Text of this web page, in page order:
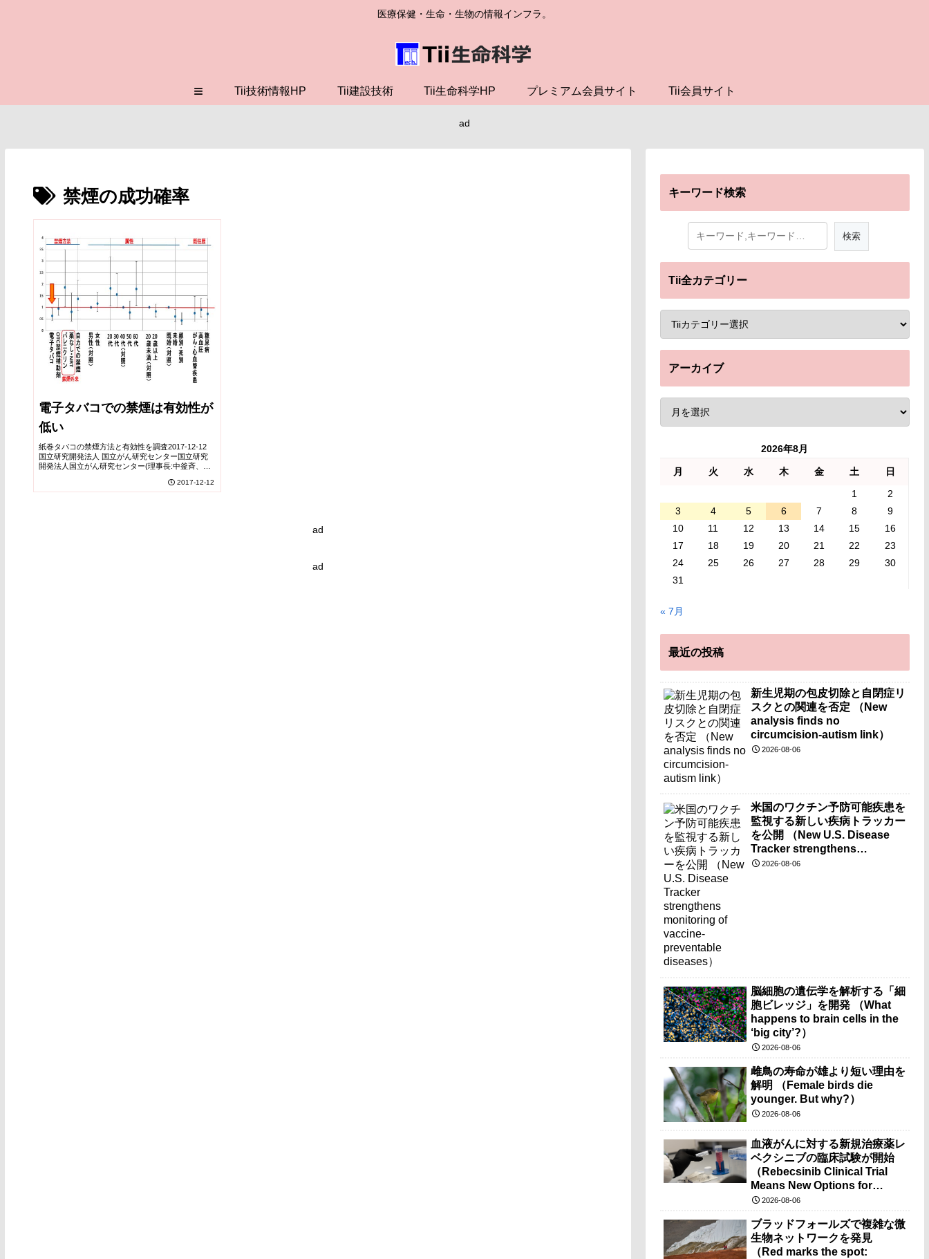
医療保健・生命・生物の情報インフラ。
≡ Tii技術情報HP Tii建設技術 Tii生命科学HP プレミアム会員サイト Tii会員サイト
ad
禁煙の成功確率
電子タバコでの禁煙は有効性が
低い
紙巻タバコの禁煙方法と有効性を調査2017-12-12
国立研究開発法人 国立がん研究センター国立研究
開発法人国立がん研究センター(理事長:中釜斉、所
長:若尾文彦)は、電子タバコの禁煙の有効...2017-12-12
ad
ad
キーワード検索
Tii全カテゴリー
アーカイブ
2026年8月
月 火 水 木 金 土
日
1
2
3
4 5 6 7 8
9
10
11 12 13 14 15
16
17
18 19 20 21 22
23
24
25 26 27 28 29
30
31
« 7月
最近の投稿
新生児期の包皮切除と自閉症リ
スクとの関連を否定 （New
analysis finds no
circumcision-autism link）
2026-08-06
米国のワクチン予防可能疾患を
監視する新しい疾病トラッカー
を公開 （New U.S. Disease
Tracker strengthens
monitoring of vaccine-
2026-08-06
脳細胞の遺伝学を解析する「細
胞ビレッジ」を開発 （What
happens to brain cells in the
‘big city’?）
2026-08-06
雌鳥の寿命が雄より短い理由を
解明 （Female birds die
younger. But why?）
2026-08-06
血液がんに対する新規治療薬レ
ベクシニブの臨床試験が開始
（Rebecsinib Clinical Trial
Means New Options for
Blood Cancer）
2026-08-06
ブラッドフォールズで複雑な微
生物ネットワークを発見
（Red marks the spot: